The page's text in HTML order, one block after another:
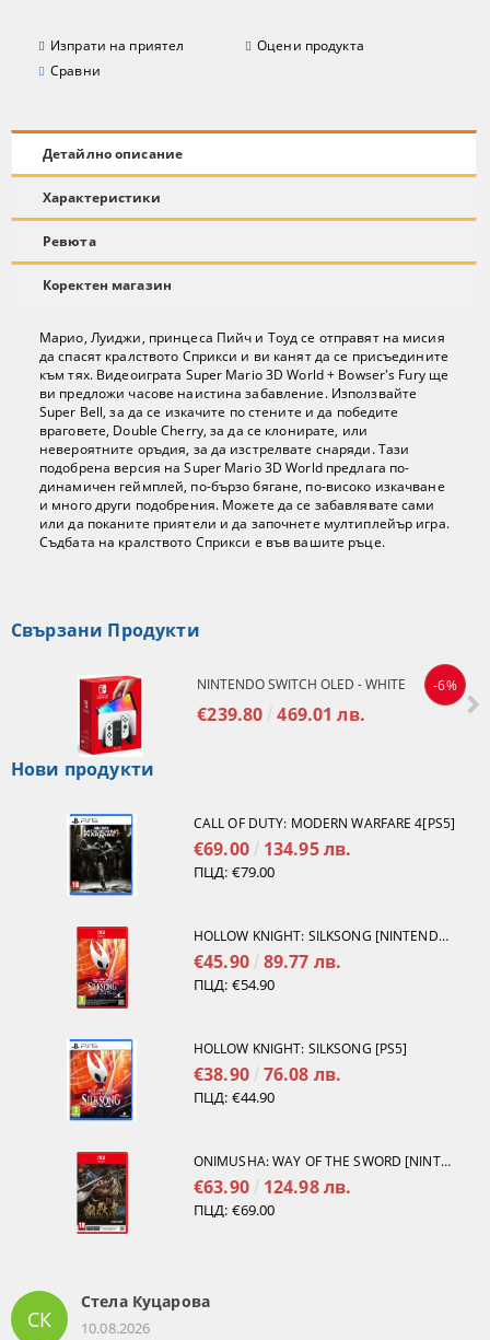
Изпрати на приятел
Оцени продукта
Сравни
Детайлно описание
Характеристики
Ревюта
Коректен магазин
Марио, Луиджи, принцеса Пийч и Тоуд се отправят на мисия
да спасят кралството Сприкси и ви канят да се присъедините
към тях. Видеоиграта Super Mario 3D World + Bowser's Fury ще
ви предложи часове наистина забавление. Използвайте
Super Bell, за да се изкачите по стените и да победите
враговете, Double Cherry, за да се клонирате, или
невероятните оръдия, за да изстрелвате снаряди. Тази
подобрена версия на Super Mario 3D World предлага по-
динамичен геймплей, по-бързо бягане, по-високо изкачване
и много други подобрения. Можете да се забавлявате сами
или да поканите приятели и да започнете мултиплейър игра.
Съдбата на кралството Сприкси е във вашите ръце.
Свързани Продукти
NINTENDO SWITCH OLED - WHITE -6%
€239.80 469.01 лв.
Нови продукти
CALL OF DUTY: MODERN WARFARE 4[PS5]
€69.00 134.95 лв.
ПЦД: €79.00
HOLLOW KNIGHT: SILKSONG [NINTENDO SWITCH 2]
€45.90 89.77 лв.
ПЦД: €54.90
HOLLOW KNIGHT: SILKSONG [PS5]
€38.90 76.08 лв.
ПЦД: €44.90
ONIMUSHA: WAY OF THE SWORD [NINTENDO SWITCH 2]
€63.90 124.98 лв.
ПЦД: €69.00
СК
Стела Куцарова
10.08.2026